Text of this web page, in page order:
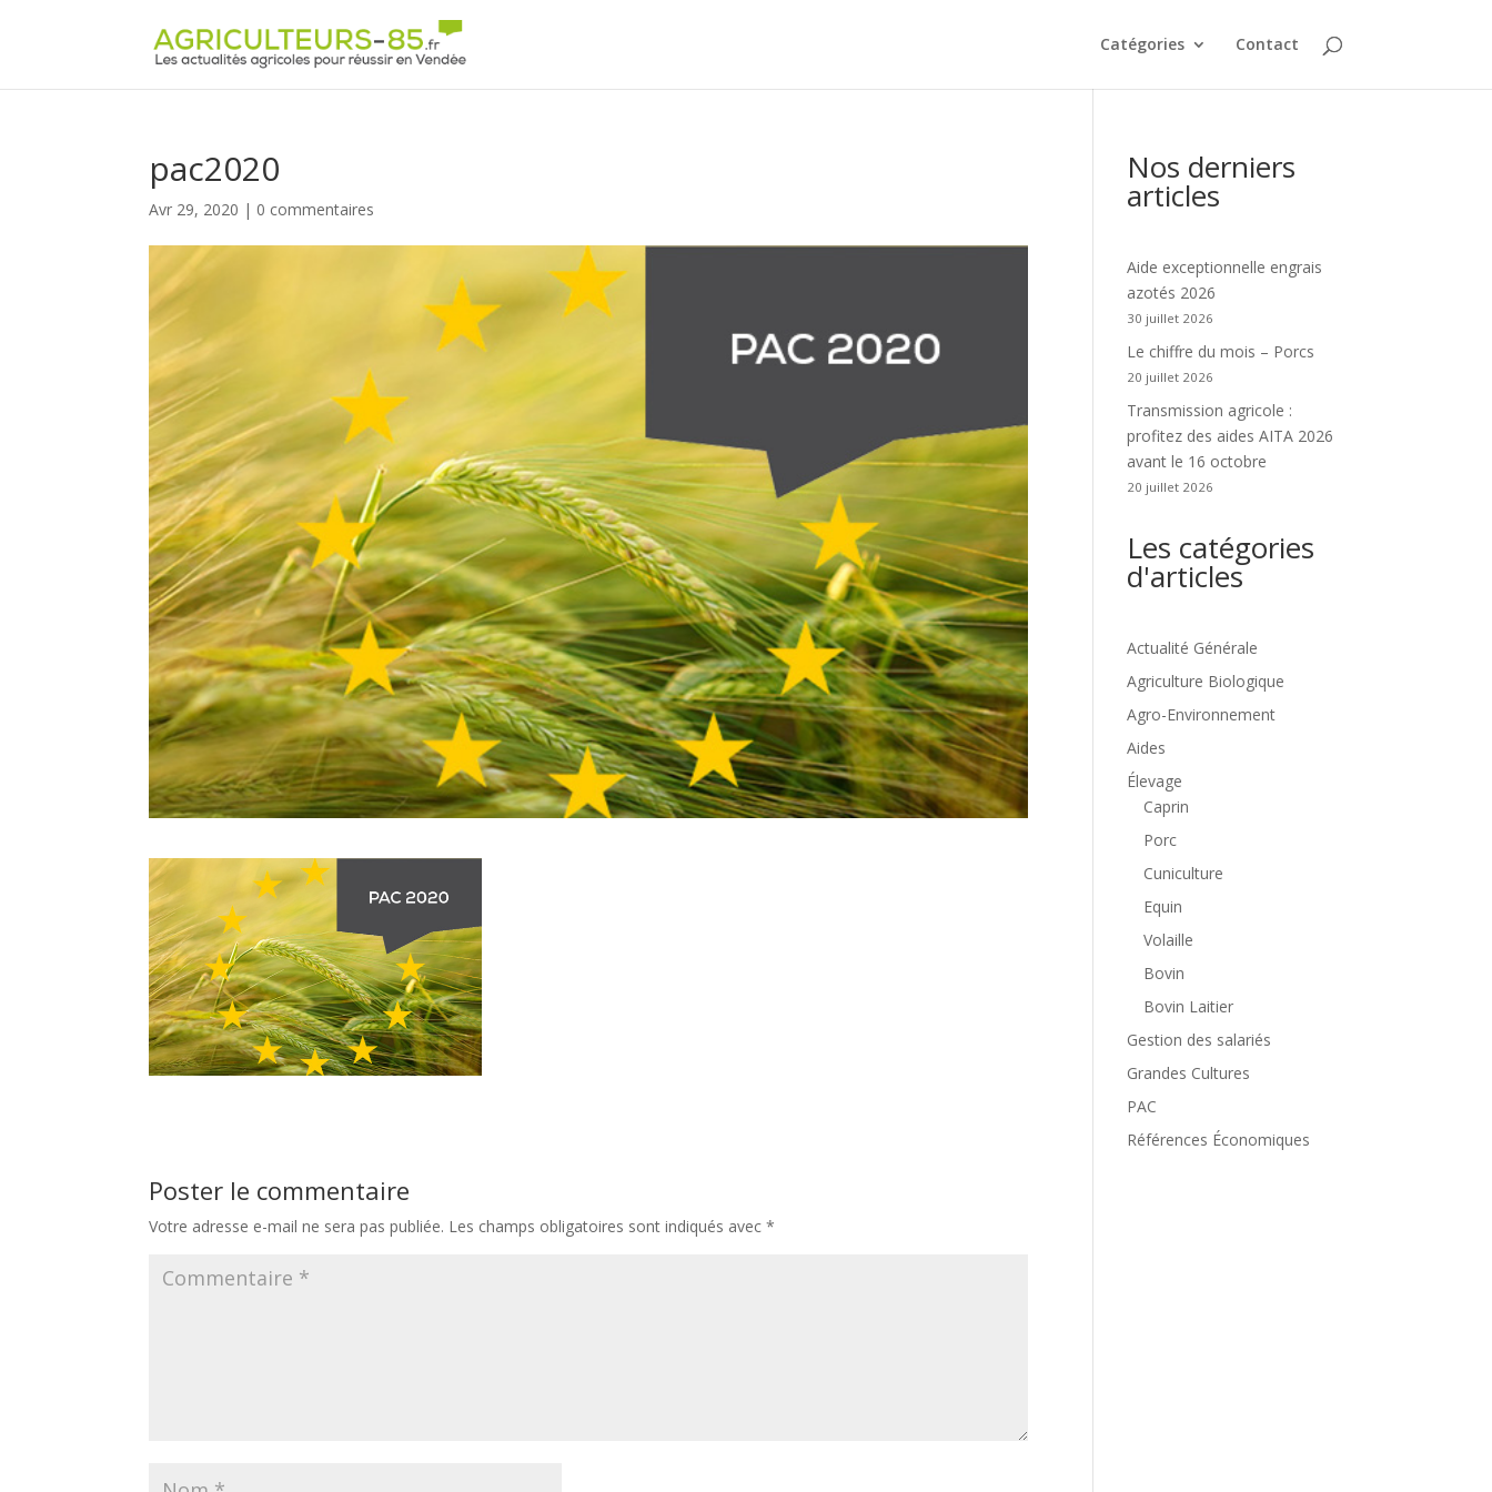
Catégories Contact
pac2020
Avr 29, 2020 | 0 commentaires
Poster le commentaire
Votre adresse e-mail ne sera pas publiée. Les champs obligatoires sont indiqués avec*
Nos derniers
articles
Aide exceptionnelle engrais
azotés 2026
30 juillet 2026
Le chiffre du mois – Porcs
20 juillet 2026
Transmission agricole :
profitez des aides AITA 2026
avant le 16 octobre
20 juillet 2026
Les catégories
d'articles
Actualité Générale
Agriculture Biologique
Agro-Environnement
Aides
Élevage
Caprin
Porc
Cuniculture
Equin
Volaille
Bovin
Bovin Laitier
Gestion des salariés
Grandes Cultures
PAC
Références Économiques